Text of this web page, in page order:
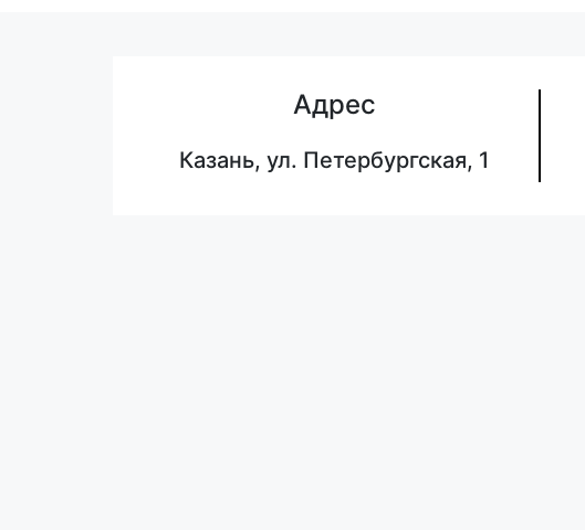
Адрес
Казань, ул. Петербургская, 1